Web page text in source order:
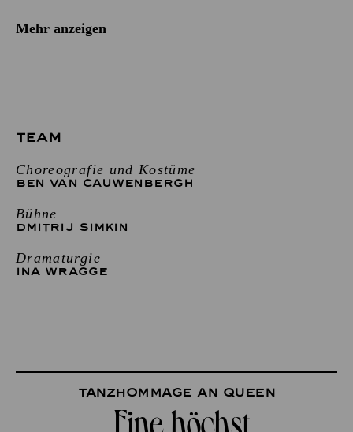
Mehr anzeigen
TEAM
Choreografie und Kostüme
BEN VAN CAUWENBERGH
Bühne
DMITRIJ SIMKIN
Dramaturgie
INA WRAGGE
Tanzhommage an Queen
„Eine höchst